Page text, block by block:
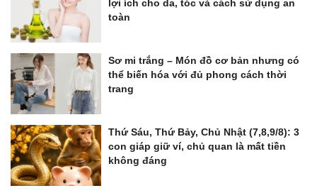
lợi ích cho da, tóc và cách sử dụng an
toàn
Sơ mi trắng – Món đồ cơ bản nhưng có
thể biến hóa với đủ phong cách thời
trang
Thứ Sáu, Thứ Bảy, Chủ Nhật (7,8,9/8): 3
con giáp giữ ví, chủ quan là mất tiền
không đáng